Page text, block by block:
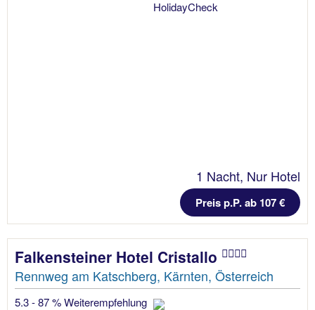
1 Nacht, Nur Hotel
Preis p.P. ab 107 €
Falkensteiner Hotel Cristallo
Rennweg am Katschberg, Kärnten, Österreich
5.3 - 87 % Weiterempfehlung